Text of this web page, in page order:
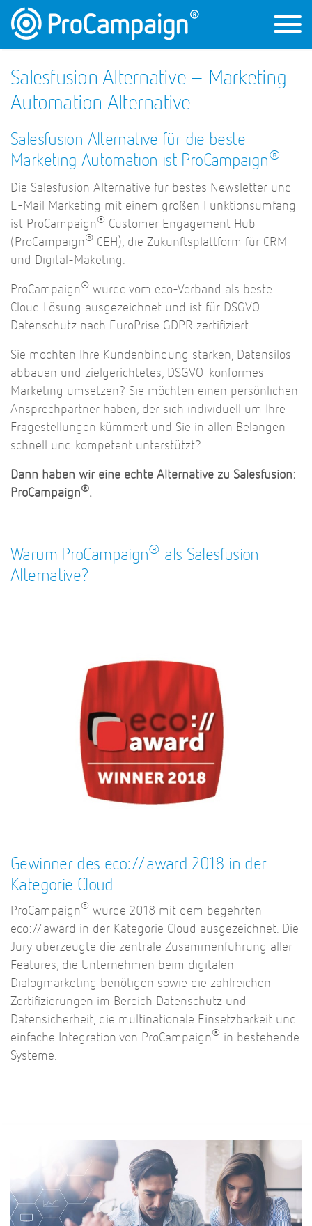
Salesfusion ​Alternative – Marketing
Automation Alternative
Salesfusion Alternative für die beste
Marketing Automation ist ProCampaign®
Die Salesfusion Alternative für bestes Newsletter und
E-Mail Marketing mit einem großen Funktionsumfang
ist ProCampaign® Customer Engagement Hub
(ProCampaign® CEH), die Zukunftsplattform für CRM
und Digital-Maketing.
ProCampaign® wurde vom eco-Verband als beste
Cloud Lösung ausgezeichnet und ist für DSGVO
Datenschutz nach EuroPrise GDPR zertifiziert.
Sie möchten Ihre Kundenbindung stärken, Datensilos
abbauen und zielgerichtetes, DSGVO-konformes
Marketing umsetzen? Sie möchten einen persönlichen
Ansprechpartner haben, der sich individuell um Ihre
Fragestellungen kümmert und Sie in allen Belangen
schnell und kompetent unterstützt?
Dann haben wir eine echte Alternative zu Salesfusion:
ProCampaign®.
Warum ProCampaign® als Salesfusion
Alternative?
Gewinner des eco://award 2018 in der
Kategorie Cloud
ProCampaign® wurde 2018 mit dem begehrten
eco://award in der Kategorie Cloud ausgezeichnet. Die
Jury überzeugte die zentrale Zusammenführung aller
Features, die Unternehmen beim digitalen
Dialogmarketing benötigen sowie die zahlreichen
Zertifizierungen im Bereich Datenschutz und
Datensicherheit, die multinationale Einsetzbarkeit und
einfache Integration von ProCampaign® in bestehende
Systeme.